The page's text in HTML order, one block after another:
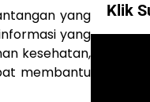
yang
yang
kesehatan,
membantu
Klik
Video
Player